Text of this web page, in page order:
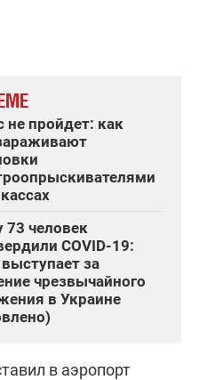
не пройдет: как
73 человек
COVID-19:
за
чрезвычайного
в Украине
в аэропорт